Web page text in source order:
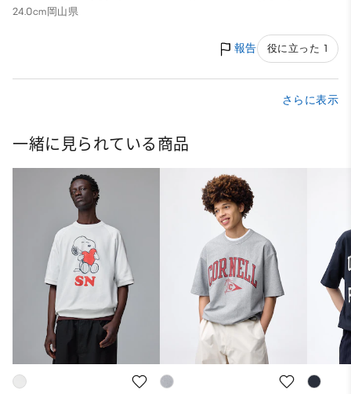
24.0cm岡山県
報告 役に立った 1
さらに表示
一緒に見られている商品